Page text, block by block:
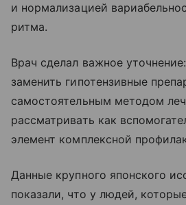
и нормализацией
ритма.
Врач сделал важное
заменить гипотензивные
самостоятельным методом
рассматривать как
элемент комплексной
Данные крупного японского
показали, что у людей,